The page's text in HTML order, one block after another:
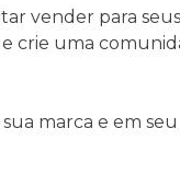
vender para
crie uma
marca e em